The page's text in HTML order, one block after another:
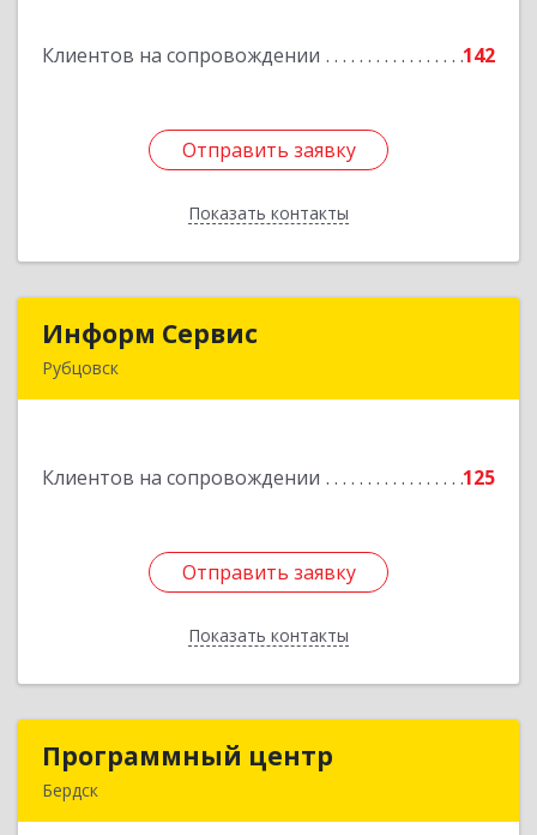
Клиентов на сопровождении 142
Отправить заявку
Показать контакты
Подробнее
Отправить заявку
Назад
Информ Сервис
Рубцовск
Клиентов на сопровождении 125
Отправить заявку
Показать контакты
Подробнее
Отправить заявку
Назад
Программный центр
Бердск
Программный центр